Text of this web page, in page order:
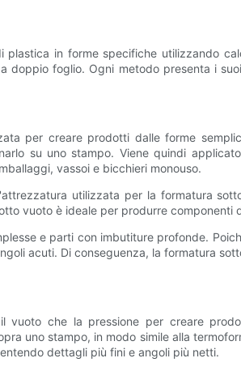
in forme specifiche utilizzando
doppio foglio. Ogni metodo presenta i
per creare prodotti dalle forme
su uno stampo. Viene quindi
vassoi e bicchieri monouso.
utilizzata per la formatura
vuoto è ideale per produrre
e parti con imbutiture profonde.
acuti. Di conseguenza, la formatura
che la pressione per creare
uno stampo, in modo simile alla
dettagli più fini e angoli più netti.